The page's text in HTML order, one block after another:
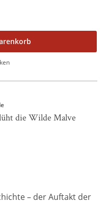
die Wilde Malve
– der Auftakt der